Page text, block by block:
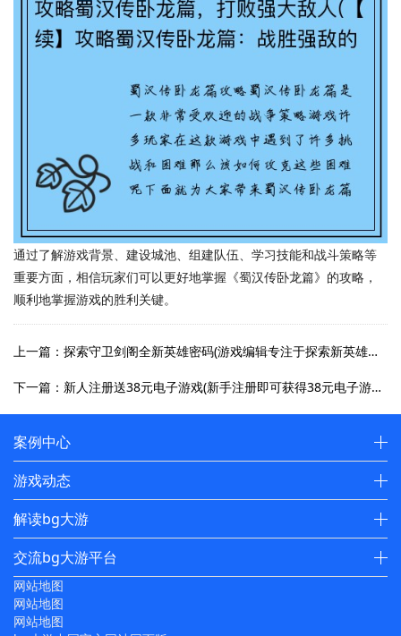
通过了解游戏背景、建设城池、组建队伍、学习技能和战斗策略等
重要方面，相信玩家们可以更好地掌握《蜀汉传卧龙篇》的攻略，
顺利地掌握游戏的胜利关键。
上一篇：探索守卫剑阁全新英雄密码(游戏编辑专注于探索新英雄密码)
下一篇：新人注册送38元电子游戏(新手注册即可获得38元电子游戏优惠)
案例中心
游戏动态
解读bg大游
交流bg大游平台
网站地图
网站地图
网站地图